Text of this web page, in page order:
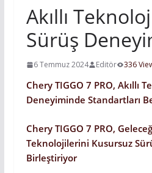
Akıllı
Sürüş
6 Temmuz 2024 Editör 336
Chery TIGGO 7 PRO, Akıllı
Deneyiminde Standartları
Chery TIGGO 7 PRO,
Teknolojilerini Kusursuz
Birleştiriyor